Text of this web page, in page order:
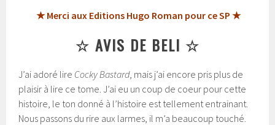
★ Merci aux Editions Hugo Roman pour ce SP ★
☆ AVIS DE BELI ☆
J’ai adoré lire Cocky Bastard, mais j’ai encore pris plus de
plaisir à lire ce tome. J’ai eu un coup de coeur pour cette
histoire, le ton donné à l’histoire est tellement entrainant.
Nous passons du rire aux larmes, il m’a beaucoup touché.